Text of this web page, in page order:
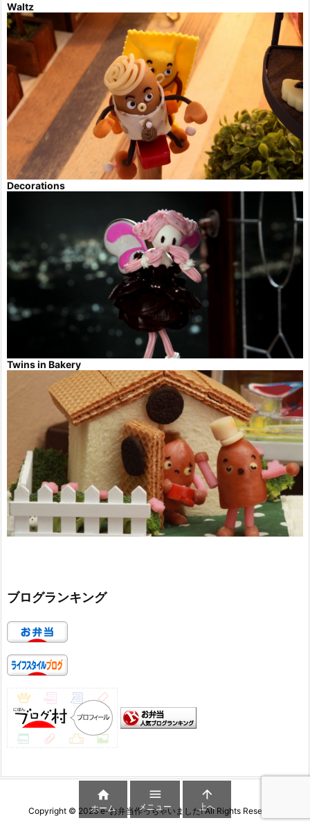
Waltz
Decorations
Twins in Bakery
ブログランキング
Copyright © 2026 e-お弁当作っちゃいました!All Rights Reserved.

ホーム

メニュー

上へ